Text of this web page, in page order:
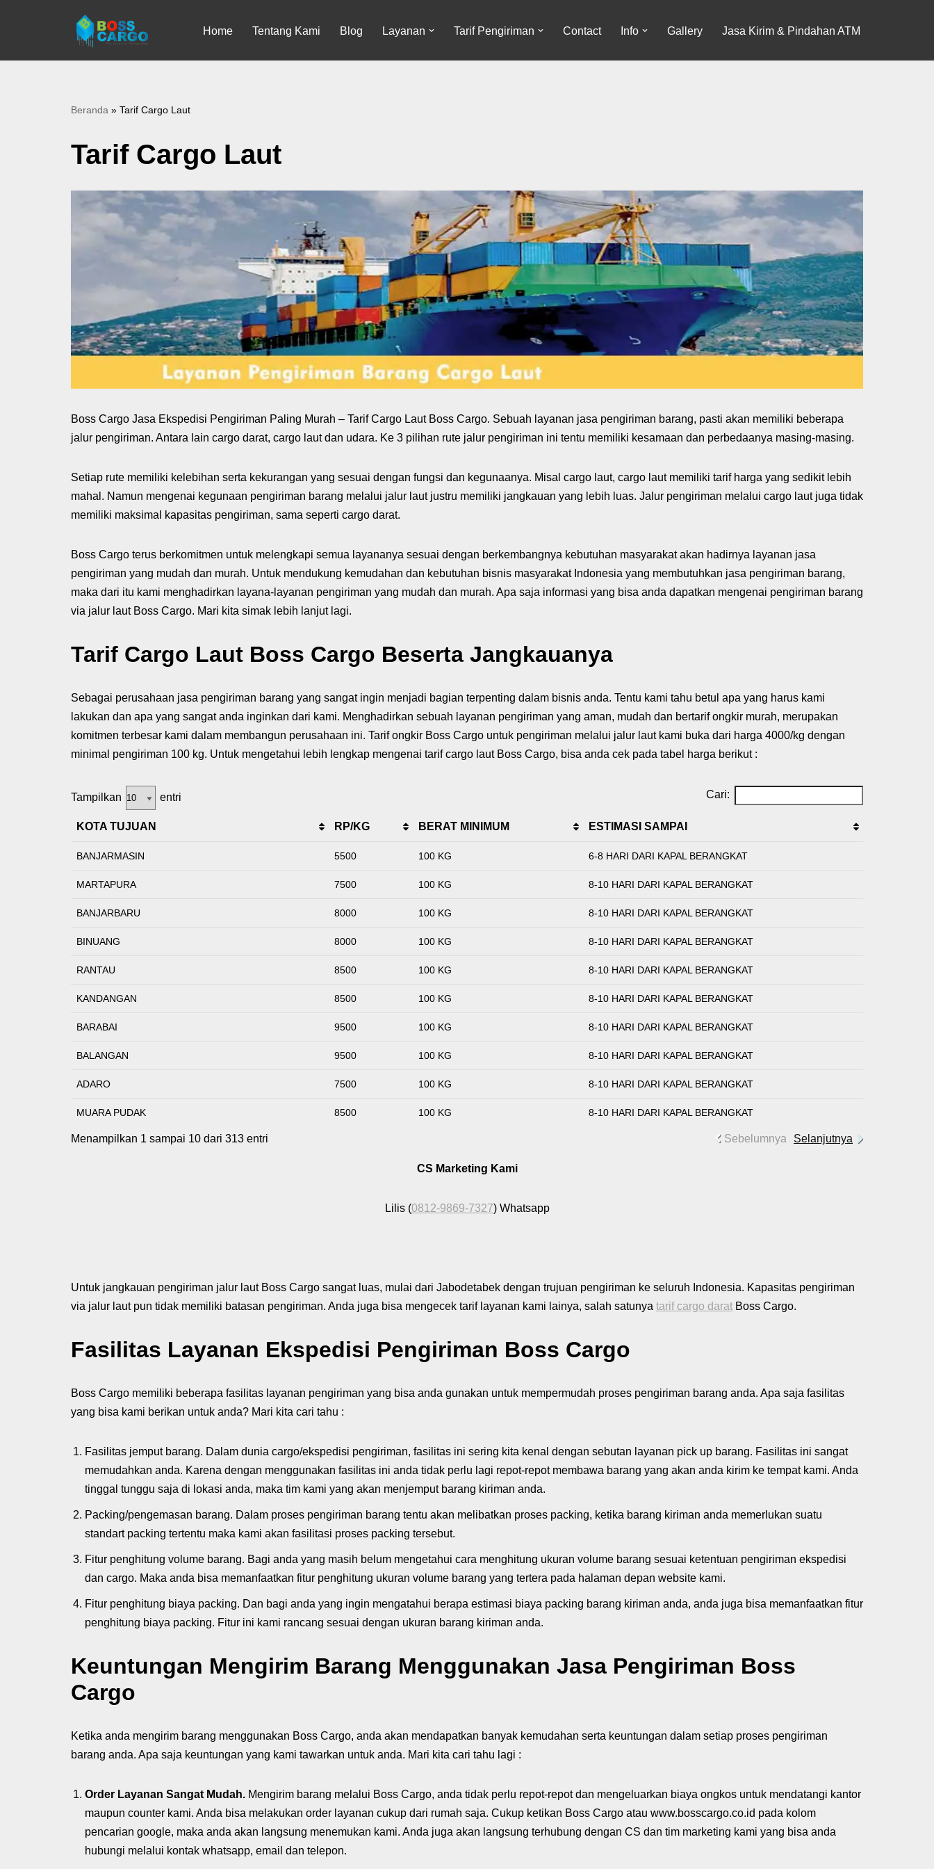
Home Tentang Kami Blog Layanan Tarif Pengiriman Contact Info Gallery Jasa Kirim & Pindahan ATM
Beranda » Tarif Cargo Laut
Tarif Cargo Laut
Boss Cargo Jasa Ekspedisi Pengiriman Paling Murah – Tarif Cargo Laut Boss Cargo. Sebuah layanan jasa pengiriman barang, pasti akan memiliki beberapa
jalur pengiriman. Antara lain cargo darat, cargo laut dan udara. Ke 3 pilihan rute jalur pengiriman ini tentu memiliki kesamaan dan perbedaanya masing-masing.
Setiap rute memiliki kelebihan serta kekurangan yang sesuai dengan fungsi dan kegunaanya. Misal cargo laut, cargo laut memiliki tarif harga yang sedikit lebih
mahal. Namun mengenai kegunaan pengiriman barang melalui jalur laut justru memiliki jangkauan yang lebih luas. Jalur pengiriman melalui cargo laut juga tidak
memiliki maksimal kapasitas pengiriman, sama seperti cargo darat.
Boss Cargo terus berkomitmen untuk melengkapi semua layananya sesuai dengan berkembangnya kebutuhan masyarakat akan hadirnya layanan jasa
pengiriman yang mudah dan murah. Untuk mendukung kemudahan dan kebutuhan bisnis masyarakat Indonesia yang membutuhkan jasa pengiriman barang,
maka dari itu kami menghadirkan layana-layanan pengiriman yang mudah dan murah. Apa saja informasi yang bisa anda dapatkan mengenai pengiriman barang
via jalur laut Boss Cargo. Mari kita simak lebih lanjut lagi.
Tarif Cargo Laut Boss Cargo Beserta Jangkauanya
Sebagai perusahaan jasa pengiriman barang yang sangat ingin menjadi bagian terpenting dalam bisnis anda. Tentu kami tahu betul apa yang harus kami
lakukan dan apa yang sangat anda inginkan dari kami. Menghadirkan sebuah layanan pengiriman yang aman, mudah dan bertarif ongkir murah, merupakan
komitmen terbesar kami dalam membangun perusahaan ini. Tarif ongkir Boss Cargo untuk pengiriman melalui jalur laut kami buka dari harga 4000/kg dengan
minimal pengiriman 100 kg. Untuk mengetahui lebih lengkap mengenai tarif cargo laut Boss Cargo, bisa anda cek pada tabel harga berikut :
Tampilkan entri Cari:
KOTA TUJUAN RP/KG BERAT MINIMUM ESTIMASI SAMPAI
BANJARMASIN 5500 100 KG 6-8 HARI DARI KAPAL BERANGKAT
MARTAPURA 7500 100 KG 8-10 HARI DARI KAPAL BERANGKAT
BANJARBARU 8000 100 KG 8-10 HARI DARI KAPAL BERANGKAT
BINUANG 8000 100 KG 8-10 HARI DARI KAPAL BERANGKAT
RANTAU 8500 100 KG 8-10 HARI DARI KAPAL BERANGKAT
KANDANGAN 8500 100 KG 8-10 HARI DARI KAPAL BERANGKAT
BARABAI 9500 100 KG 8-10 HARI DARI KAPAL BERANGKAT
BALANGAN 9500 100 KG 8-10 HARI DARI KAPAL BERANGKAT
ADARO 7500 100 KG 8-10 HARI DARI KAPAL BERANGKAT
MUARA PUDAK 8500 100 KG 8-10 HARI DARI KAPAL BERANGKAT
Menampilkan 1 sampai 10 dari 313 entri Sebelumnya Selanjutnya
CS Marketing Kami
Lilis (0812-9869-7327) Whatsapp
Untuk jangkauan pengiriman jalur laut Boss Cargo sangat luas, mulai dari Jabodetabek dengan trujuan pengiriman ke seluruh Indonesia. Kapasitas pengiriman
via jalur laut pun tidak memiliki batasan pengiriman. Anda juga bisa mengecek tarif layanan kami lainya, salah satunya tarif cargo darat Boss Cargo.
Fasilitas Layanan Ekspedisi Pengiriman Boss Cargo
Boss Cargo memiliki beberapa fasilitas layanan pengiriman yang bisa anda gunakan untuk mempermudah proses pengiriman barang anda. Apa saja fasilitas
yang bisa kami berikan untuk anda? Mari kita cari tahu :
Fasilitas jemput barang. Dalam dunia cargo/ekspedisi pengiriman, fasilitas ini sering kita kenal dengan sebutan layanan pick up barang. Fasilitas ini sangat
memudahkan anda. Karena dengan menggunakan fasilitas ini anda tidak perlu lagi repot-repot membawa barang yang akan anda kirim ke tempat kami. Anda
tinggal tunggu saja di lokasi anda, maka tim kami yang akan menjemput barang kiriman anda.
Packing/pengemasan barang. Dalam proses pengiriman barang tentu akan melibatkan proses packing, ketika barang kiriman anda memerlukan suatu
standart packing tertentu maka kami akan fasilitasi proses packing tersebut.
Fitur penghitung volume barang. Bagi anda yang masih belum mengetahui cara menghitung ukuran volume barang sesuai ketentuan pengiriman ekspedisi
dan cargo. Maka anda bisa memanfaatkan fitur penghitung ukuran volume barang yang tertera pada halaman depan website kami.
Fitur penghitung biaya packing. Dan bagi anda yang ingin mengatahui berapa estimasi biaya packing barang kiriman anda, anda juga bisa memanfaatkan fitur
penghitung biaya packing. Fitur ini kami rancang sesuai dengan ukuran barang kiriman anda.
Keuntungan Mengirim Barang Menggunakan Jasa Pengiriman Boss
Cargo
Ketika anda mengirim barang menggunakan Boss Cargo, anda akan mendapatkan banyak kemudahan serta keuntungan dalam setiap proses pengiriman
barang anda. Apa saja keuntungan yang kami tawarkan untuk anda. Mari kita cari tahu lagi :
Order Layanan Sangat Mudah. Mengirim barang melalui Boss Cargo, anda tidak perlu repot-repot dan mengeluarkan biaya ongkos untuk mendatangi kantor
maupun counter kami. Anda bisa melakukan order layanan cukup dari rumah saja. Cukup ketikan Boss Cargo atau www.bosscargo.co.id pada kolom
pencarian google, maka anda akan langsung menemukan kami. Anda juga akan langsung terhubung dengan CS dan tim marketing kami yang bisa anda
hubungi melalui kontak whatsapp, email dan telepon.